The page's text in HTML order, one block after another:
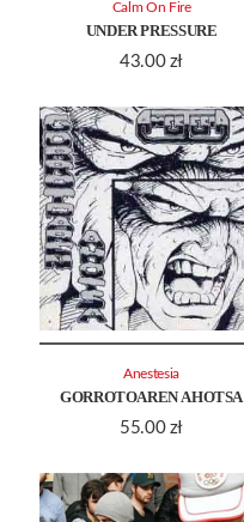
UNDER PRESSURE
43.00 zł
Calm On Fire
GORROTOAREN AHOTSA
55.00 zł
Anestesia